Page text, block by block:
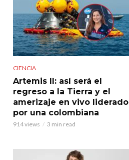
CIENCIA
Artemis II: así será el
regreso a la Tierra y el
amerizaje en vivo liderado
por una colombiana
914 views 3 min read